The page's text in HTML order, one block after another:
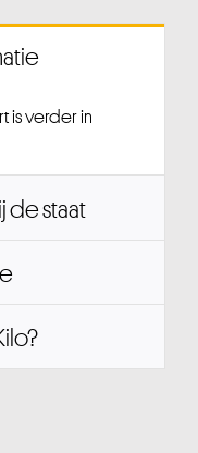
is verder in
staat